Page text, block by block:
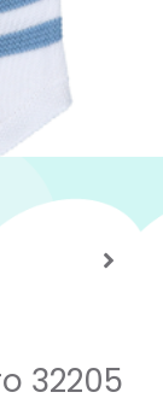
32205